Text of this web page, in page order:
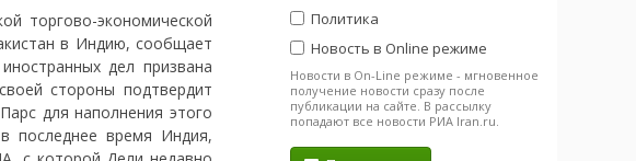
торгово-экономической
в Индию, сообщает
дел призвана
стороны подтвердит
для наполнения этого
последнее время Индия,
Политика
Новость в Online режиме
Новости в On-Line режиме - мгновенное
получение новости сразу после
публикации на сайте. В рассылку
попадают все новости РИА Iran.ru.